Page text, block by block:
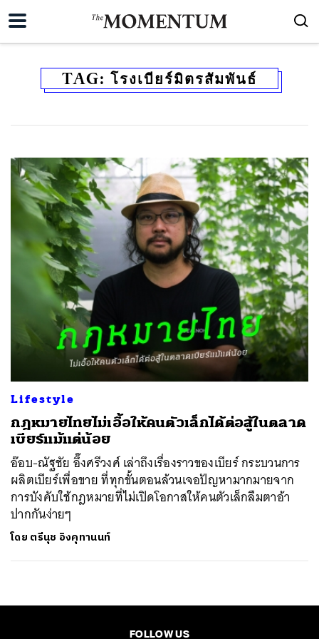
TAG: โรงเบียร์มิตรสัมพันธ์
Lifestyle
กฎหมายไทยไม่เอื้อให้คนตัวเล็กได้ต่อสู้ในตลาด
เบียร์แม้แต่น้อย
อ๊อบ-ณัฐชัย อึ๊งศรีวงศ์ เล่าถึงเรื่องราวของเบียร์ กระบวนการ
ผลิตเบียร์เพื่อขาย ที่ทุกขั้นตอนล้วนเจอปัญหามากมายจาก
การบังคับใช้กฎหมายที่ไม่เปิดโอกาสให้คนตัวเล็กลืมตาอ้า
ปากกันง่ายๆ
โดย ตรีนุช อิงคุทานนท์
FOLLOW US
TWEET EMAIL